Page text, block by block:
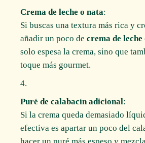
Crema de leche o nata:
Si buscas una textura más rica y
añadir un poco decrema de leche
solo espesa la crema, sino que
toque más gourmet.
Puré de calabacín adicional:
Si la crema queda demasiado
efectiva es apartar un poco del
hacer un puré más espeso y